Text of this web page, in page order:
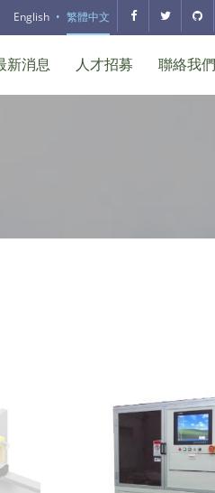
English 繁體中文
新消息 人才招募 聯絡我們